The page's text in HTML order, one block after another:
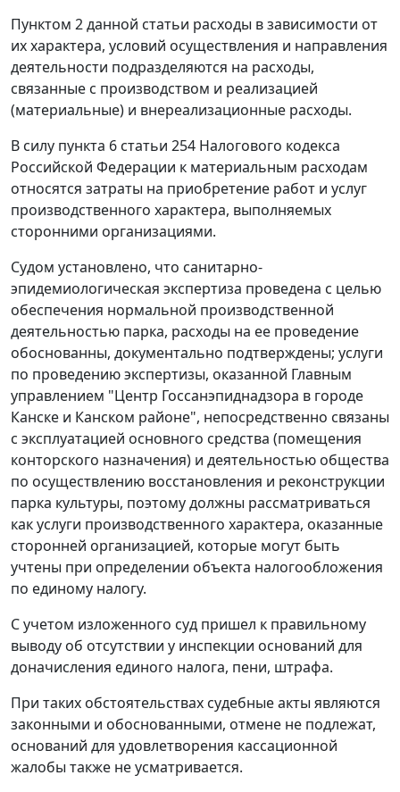
Пунктом 2 данной статьи расходы в зависимости от
их характера, условий осуществления и направления
деятельности подразделяются на расходы,
связанные с производством и реализацией
(материальные) и внереализационные расходы.
В силу пункта 6 статьи 254 Налогового кодекса
Российской Федерации к материальным расходам
относятся затраты на приобретение работ и услуг
производственного характера, выполняемых
сторонними организациями.
Судом установлено, что санитарно-
эпидемиологическая экспертиза проведена с целью
обеспечения нормальной производственной
деятельностью парка, расходы на ее проведение
обоснованны, документально подтверждены; услуги
по проведению экспертизы, оказанной Главным
управлением "Центр Госсанэпиднадзора в городе
Канске и Канском районе", непосредственно связаны
с эксплуатацией основного средства (помещения
конторского назначения) и деятельностью общества
по осуществлению восстановления и реконструкции
парка культуры, поэтому должны рассматриваться
как услуги производственного характера, оказанные
сторонней организацией, которые могут быть
учтены при определении объекта налогообложения
по единому налогу.
С учетом изложенного суд пришел к правильному
выводу об отсутствии у инспекции оснований для
доначисления единого налога, пени, штрафа.
При таких обстоятельствах судебные акты являются
законными и обоснованными, отмене не подлежат,
оснований для удовлетворения кассационной
жалобы также не усматривается.